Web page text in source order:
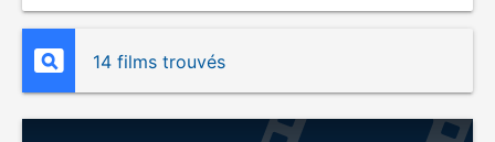
14 films trouvés